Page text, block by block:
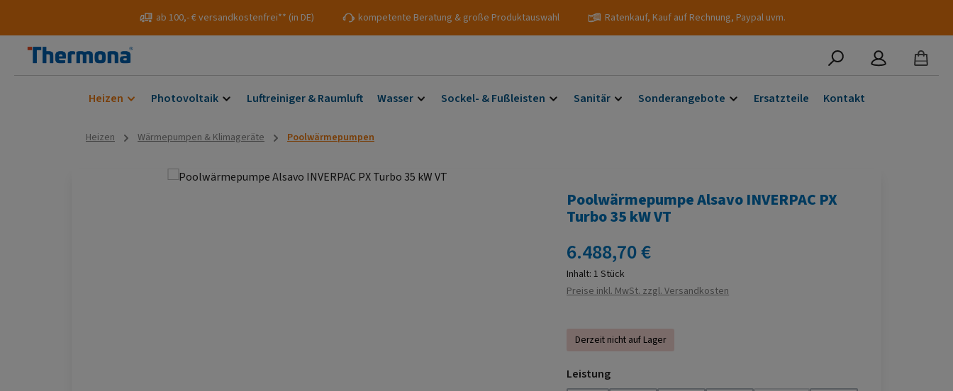
Zur Hauptnavigation springenab 100,- € versandkostenfrei** (in DE) kompetente Beratung & große Produktauswahl Ratenkauf, Kauf auf Rechnung, Paypal uvm.
Heizen Photovoltaik Luftreiniger & Raumluft Wasser Sockel- & Fußleisten Sanitär Sonderangebote Ersatzteile Kontakt
Heizen Wärmepumpen & Klimageräte Poolwärmepumpen
Bildergalerie überspringen
Poolwärmepumpe Alsavo INVERPAC PX
Turbo 35 kW VT
Regulärer Preis:
6.488,70 €
Inhalt:1 Stück
Preise inkl. MwSt. zzgl. Versandkosten
Derzeit nicht auf Lager
Leistungauswählen